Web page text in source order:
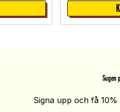
Sugen
Signa upp och få